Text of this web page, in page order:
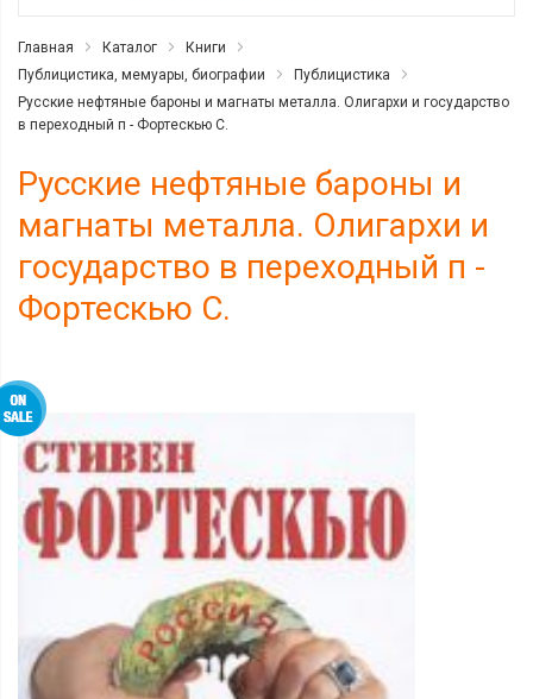
Главная Каталог
Книги
Публицистика, мемуары, биографии
Публицистика
Русские нефтяные бароны и магнаты металла. Олигархи и государство
в переходный п - Фортескью С.
Русские нефтяные бароны и
магнаты металла. Олигархи и
государство в переходный п -
Фортескью С.